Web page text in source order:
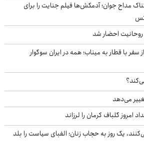
مداح جوان؛ آدمکش‌ها فیلم جنایت را برای
روحانیت احضار شد
با قطار به میناب؛ همه در ایران سوگوار
می‌دهد
یک روز به حجاب زنان؛ الفبای سیاست را بلد